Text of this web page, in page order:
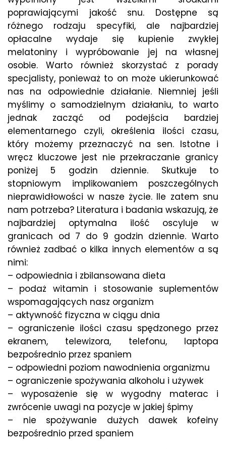
poprawiającymi jakość snu. Dostępne są
różnego rodzaju specyfiki, ale najbardziej
opłacalne wydaje się kupienie zwykłej
melatoniny i wypróbowanie jej na własnej
osobie. Warto również skorzystać z porady
specjalisty, ponieważ to on może ukierunkować
nas na odpowiednie działanie. Niemniej jeśli
myślimy o samodzielnym działaniu, to warto
jednak zacząć od podejścia bardziej
elementarnego czyli, określenia ilości czasu,
który możemy przeznaczyć na sen. Istotne i
wręcz kluczowe jest nie przekraczanie granicy
poniżej 5 godzin dziennie. Skutkuje to
stopniowym implikowaniem poszczególnych
nieprawidłowości w nasze życie. Ile zatem snu
nam potrzeba? Literatura i badania wskazują, że
najbardziej optymalna ilość oscyluje w
granicach od 7 do 9 godzin dziennie. Warto
również zadbać o kilka innych elementów a są
nimi:
– odpowiednia i zbilansowana dieta
– podaż witamin i stosowanie suplementów
wspomagających nasz organizm
– aktywność fizyczna w ciągu dnia
– ograniczenie ilości czasu spędzonego przez
ekranem, telewizora, telefonu, laptopa
bezpośrednio przez spaniem
– odpowiedni poziom nawodnienia organizmu
– ograniczenie spożywania alkoholu i używek
– wyposażenie się w wygodny materac i
zwrócenie uwagi na pozycje w jakiej śpimy
– nie spożywanie dużych dawek kofeiny
bezpośrednio przed spaniem